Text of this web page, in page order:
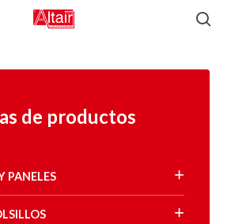
de productos
PANELES